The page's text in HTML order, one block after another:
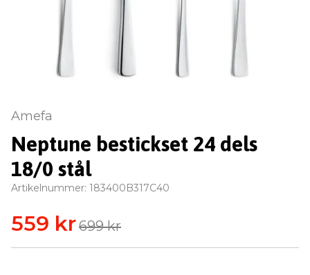
Amefa
Neptune bestickset 24 dels
18/0 stål
Artikelnummer: 183400B317C40
559 kr699 kr